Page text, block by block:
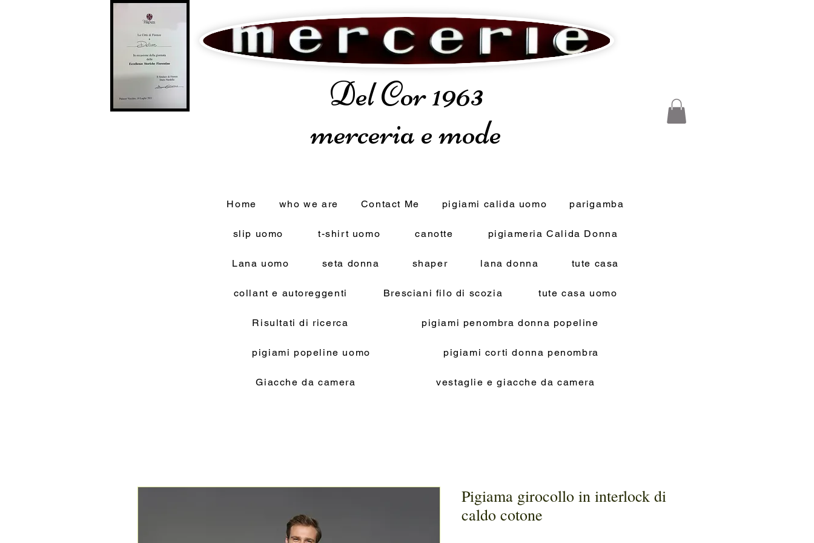
Del Cor 1963
merceria e mode
Home who we are Contact Me pigiami calida uomo parigamba
slip uomo t-shirt uomo canotte pigiameria Calida Donna
Lana uomo seta donna shaper lana donna tute casa
collant e autoreggenti Bresciani filo di scozia tute casa uomo
Risultati di ricerca pigiami penombra donna popeline
pigiami popeline uomo pigiami corti donna penombra
Giacche da camera vestaglie e giacche da camera
Pigiama girocollo in interlock di
caldo cotone